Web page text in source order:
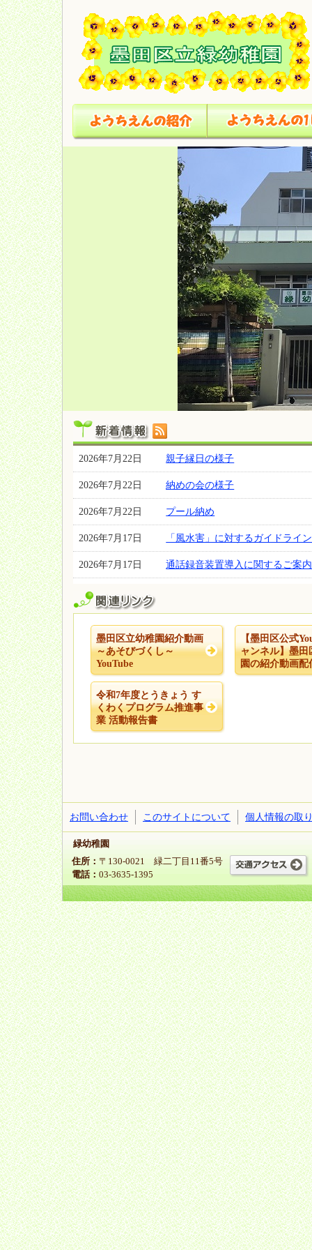
2026年7月22日 親子縁日の様子
2026年7月22日 納めの会の様子
2026年7月22日 プール納め
2026年7月17日 「風水害」に対するガイドライン
2026年7月17日 通話録音装置導入に関するご案内
墨田区立幼稚園紹介動画
～あそびづくし～
YouTube
【墨田区公式
ャンネル】墨田
園の紹介動画配
令和7年度とうきょう す
くわくプログラム推進事
業 活動報告書
お問い合わせ このサイトについて 個人情報の取
緑幼稚園
住所： 〒130-0021 緑二丁目11番5号
電話： 03-3635-1395